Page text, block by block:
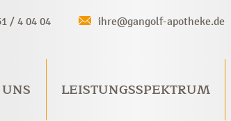
/ 4 04 04 ihre@gangolf-apotheke.de
LEISTUNGSSPEKTRUM